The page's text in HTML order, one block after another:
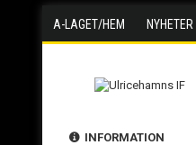
A-LAGET/HEM NYHETER
INFORMATION